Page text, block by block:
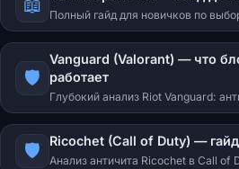
📖
Полный гайд для новичков по
безопасности, античиты,
выбора.
🛡️
Vanguard (Valorant) — что
работает
Глубокий анализ Riot Vanguard:
постоянный мониторинг, что
баны.
🛡️ Ricochet (Call of Duty) —
Анализ античита Ricochet в Call of